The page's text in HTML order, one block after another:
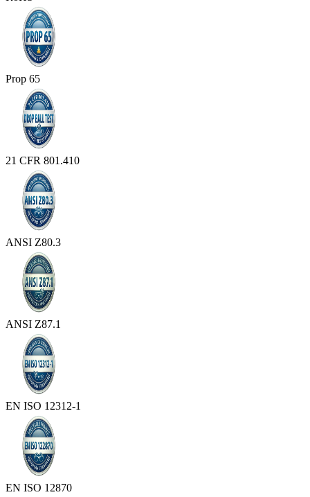
Prop 65
21 CFR 801.410
ANSI Z80.3
ANSI Z87.1
EN ISO 12312-1
EN ISO 12870